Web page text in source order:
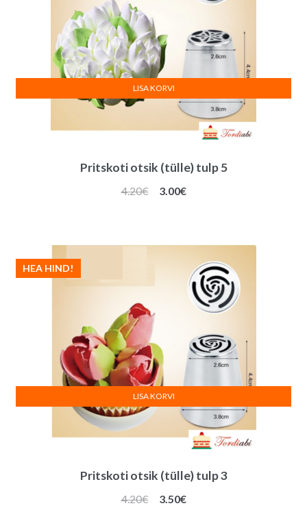
Pritskoti otsik (tülle) tulp 5
4.20€
Algne
3.00€Praegune
LISA KORVI
Pritskoti otsik (tülle) tulp 3
HEA HIND!
4.20€
Algne
3.50€Praegune
LISA KORVI